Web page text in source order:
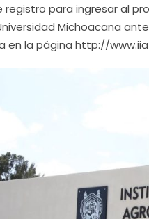
registro para ingresar al
Michoacana
en la página http://